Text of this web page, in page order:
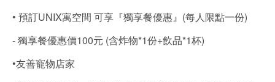
• 預訂UNIX寓空間 可享『獨享餐優惠』(每人限點一份)
- 獨享餐優惠價100元 (含炸物*1份+飲品*1杯)
•友善寵物店家